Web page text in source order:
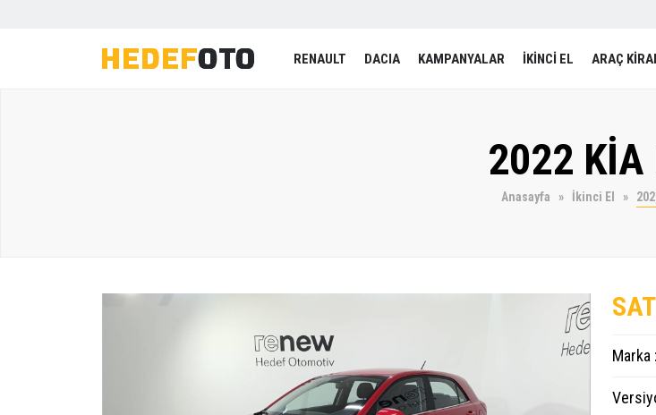
RENAULT DACIA KAMPANYALAR İKİNCİ EL ARAÇ
2022 KİA
Anasayfa İkinci El
Marka :